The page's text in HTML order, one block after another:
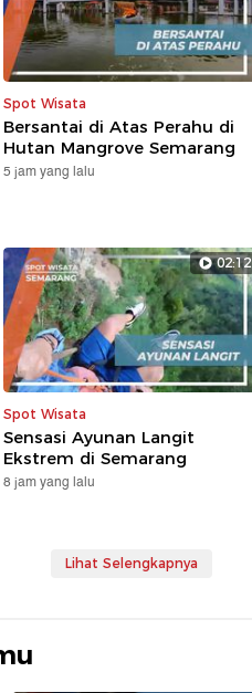
Spot Wisata
Bersantai di Atas Perahu di
Hutan Mangrove Semarang
5 jam yang lalu
02:12
Spot Wisata
Sensasi Ayunan Langit
Ekstrem di Semarang
8 jam yang lalu
Lihat Selengkapnya